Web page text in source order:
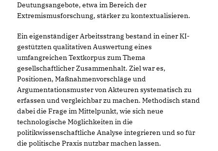
Deutungsangebote, etwa im Bereich der
Extremismusforschung, stärker zu kontextualisieren.
Ein eigenständiger Arbeitsstrang bestand in einer KI-
gestützten qualitativen Auswertung eines
umfangreichen Textkorpus zum Thema
gesellschaftlicher Zusammenhalt. Ziel war es,
Positionen, Maßnahmenvorschläge und
Argumentationsmuster von Akteuren systematisch zu
erfassen und vergleichbar zu machen. Methodisch stand
dabei die Frage im Mittelpunkt, wie sich neue
technologische Möglichkeiten in die
politikwissenschaftliche Analyse integrieren und so für
die politische Praxis nutzbar machen lassen.